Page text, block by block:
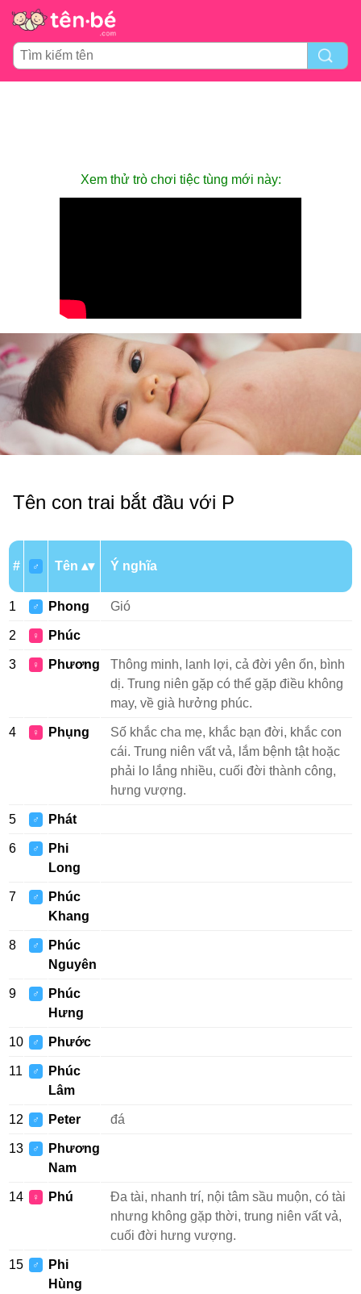
Xem thử trò chơi tiệc tùng mới này:
Tên con trai bắt đầu với P
# ♂ Tên Ý nghĩa
1 ♂ Phong Gió
2 ♀ Phúc
3 ♀ Phương
Thông minh, lanh lợi, cả đời yên ổn, bình
dị. Trung niên gặp có thể gặp điều không
may, về già hưởng phúc.
4 ♀ Phụng
Số khắc cha mẹ, khắc bạn đời, khắc con
cái. Trung niên vất vả, lắm bệnh tật hoặc
phải lo lắng nhiều, cuối đời thành công,
hưng vượng.
5 ♂ Phát
6 ♂
Phi
Long
7 ♂
Phúc
Khang
8 ♂
Phúc
Nguyên
9 ♂
Phúc
Hưng
10 ♂ Phước
11 ♂
Phúc
Lâm
12 ♂ Peter đá
13 ♂
Phương
Nam
14 ♀ Phú
Đa tài, nhanh trí, nội tâm sầu muộn, có tài
nhưng không gặp thời, trung niên vất vả,
cuối đời hưng vượng.
15 ♂
Phi
Hùng